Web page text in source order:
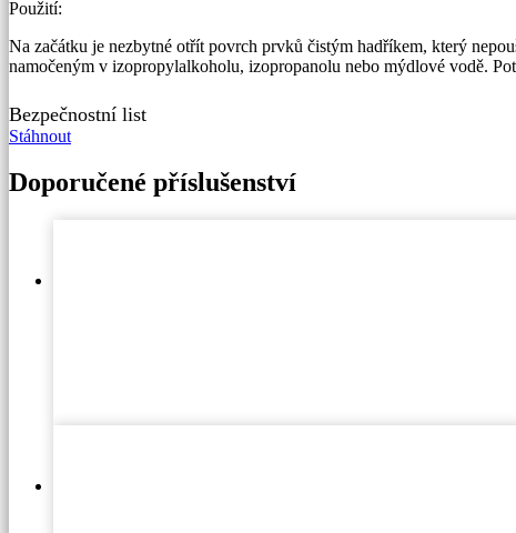
Použití:
Na začátku je nezbytné otřít povrch prvků čistým hadříkem, který
namočeným v izopropylalkoholu, izopropanolu nebo mýdlové vodě.
Bezpečnostní list
Stáhnout
Doporučené příslušenství